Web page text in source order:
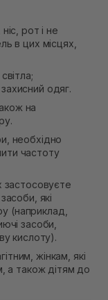
рот і не
в цих місцях,
одяг.
на
необхідно
частоту
застосовуєте
які
(наприклад,
засоби,
кислоту).
жінкам, які
а також дітям до